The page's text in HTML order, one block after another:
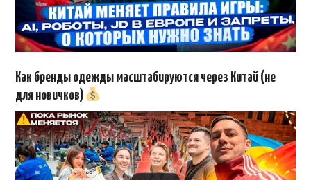
Как бренды одежды масштабируются через Китай (не
для новичков)